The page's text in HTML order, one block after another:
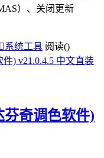
）、关闭更新
系统工具 阅读()
芬奇调色软件)